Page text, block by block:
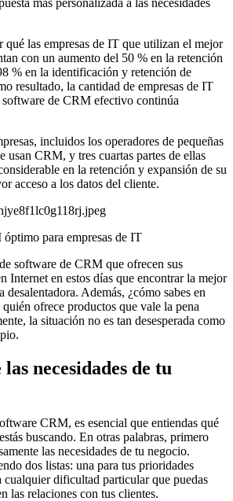
más personalizada a las necesidades
las empresas de IT que utilizan el mejor
con un aumento del 50 % en la retención
% en la identificación y retención de
resultado, la cantidad de empresas de IT
software de CRM efectivo continúa
incluidos los operadores de pequeñas
usan CRM, y tres cuartas partes de ellas
en la retención y expansión de su
acceso a los datos del cliente.
para empresas de IT
software de CRM que ofrecen sus
Internet en estos días que encontrar la mejor
desalentadora. Además, ¿cómo sabes en
ofrece productos que vale la pena
la situación no es tan desesperada como
necesidades de tu
CRM, es esencial que entiendas qué
buscando. En otras palabras, primero
las necesidades de tu negocio.
dos listas: una para tus prioridades
cualquier dificultad particular que puedas
las relaciones con tus clientes.